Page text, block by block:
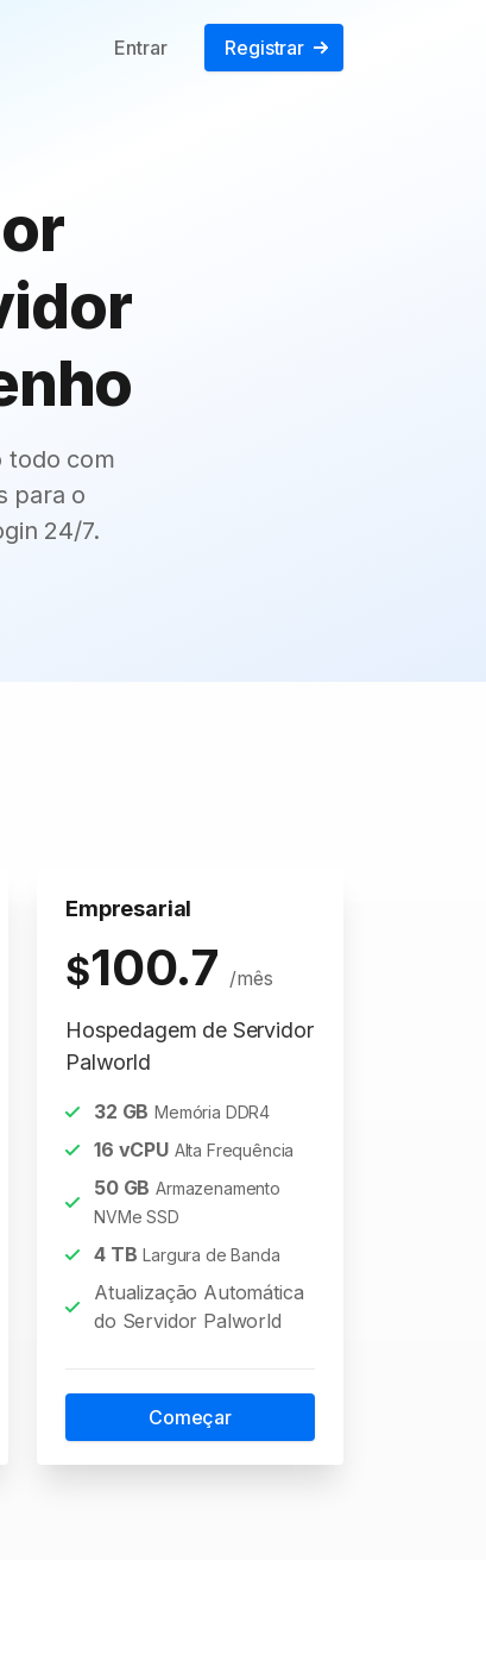
Entrar Registrar
todo com
para o
24/7.
Empresarial
$100.7 /mês
Hospedagem de Servidor
Palworld
32 GB Memória DDR4
16 vCPU Alta Frequência
50GB Armazenamento
NVMe SSD
4TB Largura de Banda
Atualização Automática
do Servidor Palworld
Começar